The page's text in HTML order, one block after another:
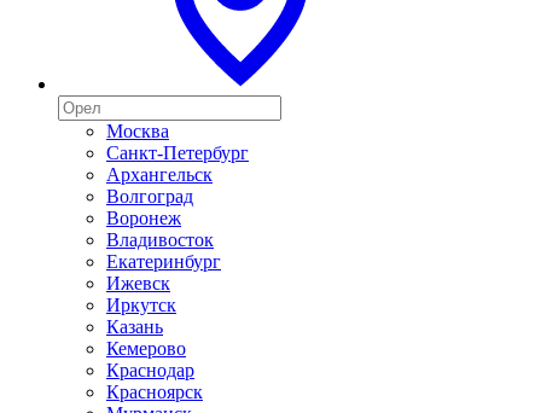
Москва
Санкт-Петербург
Архангельск
Волгоград
Воронеж
Владивосток
Екатеринбург
Ижевск
Иркутск
Казань
Кемерово
Краснодар
Красноярск